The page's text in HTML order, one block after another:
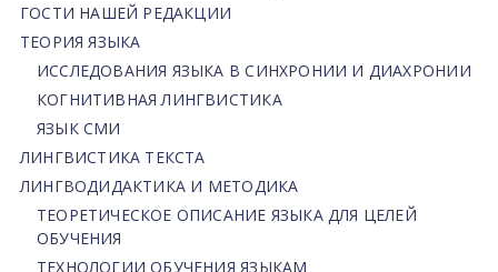
ГОСТИ НАШЕЙ РЕДАКЦИИ
ТЕОРИЯ ЯЗЫКА
ИССЛЕДОВАНИЯ ЯЗЫКА В СИНХРОНИИ И ДИАХРОНИИ
КОГНИТИВНАЯ ЛИНГВИСТИКА
ЯЗЫК СМИ
ЛИНГВИСТИКА ТЕКСТА
ЛИНГВОДИДАКТИКА И МЕТОДИКА
ТЕОРЕТИЧЕСКОЕ ОПИСАНИЕ ЯЗЫКА ДЛЯ ЦЕЛЕЙ
ОБУЧЕНИЯ
ТЕХНОЛОГИИ ОБУЧЕНИЯ ЯЗЫКАМ